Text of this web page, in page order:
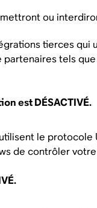
ou
tierces qui
tels
est DÉSACTIVÉ.
le
de contrôler